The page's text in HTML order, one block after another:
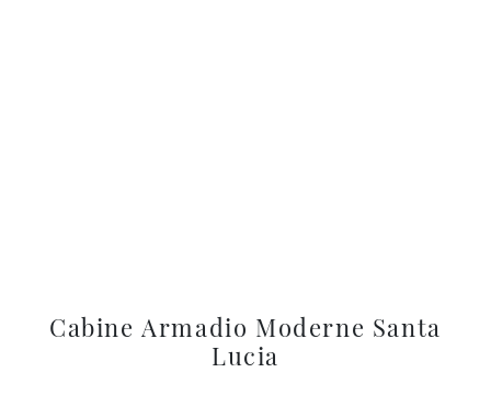
Cabine Armadio Moderne Santa
Lucia